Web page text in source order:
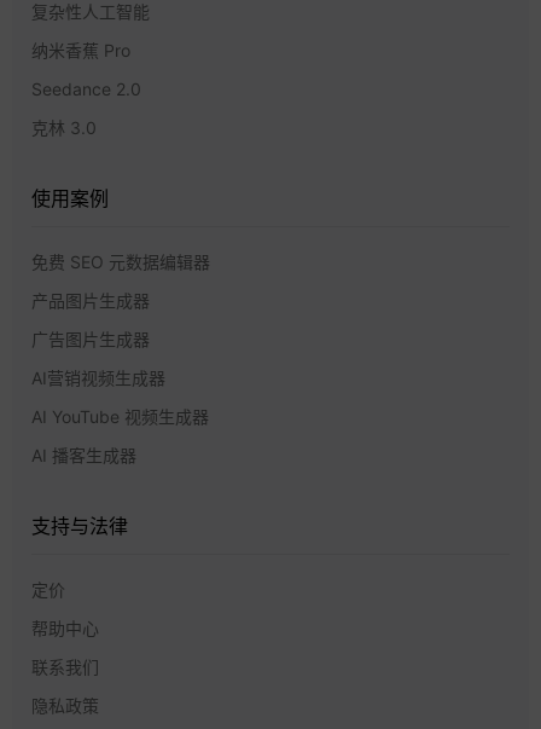
复杂性人工智能
纳米香蕉 Pro
Seedance 2.0
克林 3.0
使用案例
免费 SEO 元数据编辑器
产品图片生成器
广告图片生成器
AI营销视频生成器
AI YouTube 视频生成器
AI 播客生成器
支持与法律
定价
帮助中心
联系我们
隐私政策